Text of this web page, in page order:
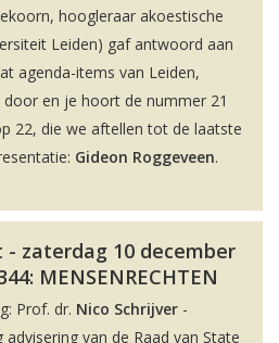
hoogleraar akoestische
Leiden) gaf antwoord aan
agenda-items van Leiden,
door en je hoort de nummer 21
22, die we aftellen tot de laatste
Gideon Roggeveen.
- zaterdag 10 december
MENSENRECHTEN
Prof. dr. Nico Schrijver -
van de Raad van State